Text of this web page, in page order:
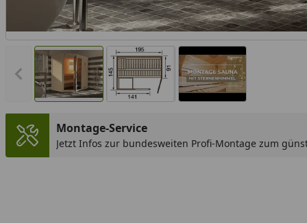
Vorheriges Bild anzeigen
Montage-Service
Jetzt Infos zur bundesweiten Profi-Montage zum